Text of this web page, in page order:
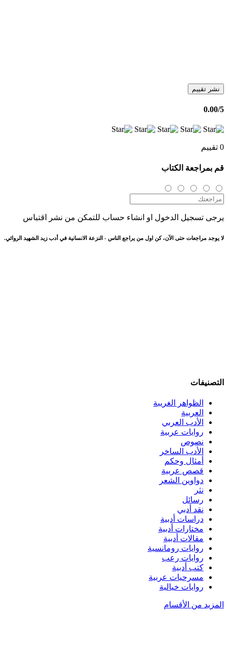
نشر تقييم
0.00/5
0 تقييم
قم بمراجعة الكتاب
يرجى تسجيل الدخول او انشاء حساب للتمكن من نشر اقتباس
لا يوجد مراجعات حتى الآن، كن اول من يراجع الناس - النزعة الانسانية في أدب زيد الشهيد الروائي.
التصنيفات
الظواهر الغريبة‏
العربية
الأدب العربي
روايات عربية
نصوص
الأدب الساخر
أمثال وحكم
قصص عربية
دواوين الشعر
نثر
رسائل
نقد أدبي
دراسات أدبية
مختارات أدبية
مقالات أدبية
روايات رومانسية
روايات رعب
كتب أدبية
مسرحيات عربية
روايات خيالية
المزيد من الأقسام